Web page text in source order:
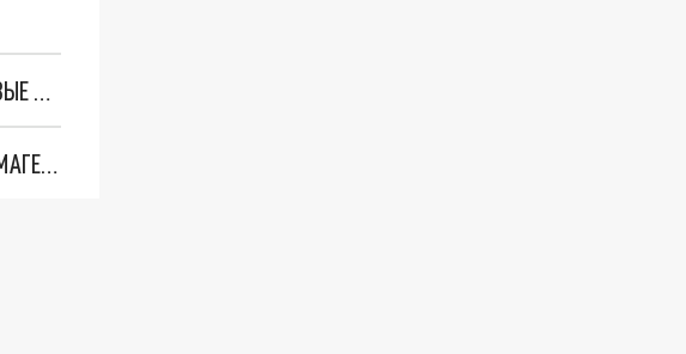
"ОЧЕНЬ ПЛОХИЕ НОВОСТИ": БОЛЬШАЯ ОШИБКА PALANTIR В РОССИИ. СТРАНЫ НАТО ВПЕРВЫЕ ЗА СВО ОСТАНОВИЛИ ПОСТАВКИ ОРУЖИЯ. ВСУ ТЕРЯЮТ ПРИГРАНИЧЬЕ?
ТРИ ГЛАВНЫХ ИНСАЙДА ОБ СВО. ОТМЕНА МОБИЛИЗАЦИИ И ВОЗВРАЩЕНИЕ "ГЕНЕРАЛА АРМАГЕДДОНА"? ОТЛИЧНЫЕ НОВОСТИ, КОТОРЫЕ ЖДАЛИ ВСЕ